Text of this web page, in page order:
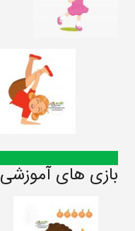
بازی های آموزشی